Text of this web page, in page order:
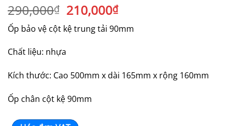
290,000₫ Giá
gốc
là:
210,000₫Giá
tại
Ốp bảo vệ cột kệ trung tải 90mm
Chất liệu: nhựa
Kích thước: Cao 500mm x dài 165mm x rộng 160mm
Ốp chân cột kệ 90mm